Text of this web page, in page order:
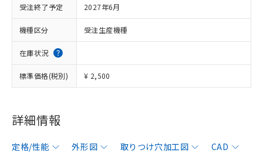
受注終了予定 2027年6月
機種区分 受注生産機種
在庫状況
標準価格(税別) ¥ 2,500
詳細情報
定格/性能 外形図 取りつけ穴加工図
CAD